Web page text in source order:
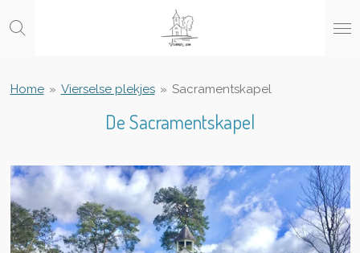
direct
hoofdinhoud
Home » Vierselse plekjes » Sacramentskapel
De Sacramentskapel